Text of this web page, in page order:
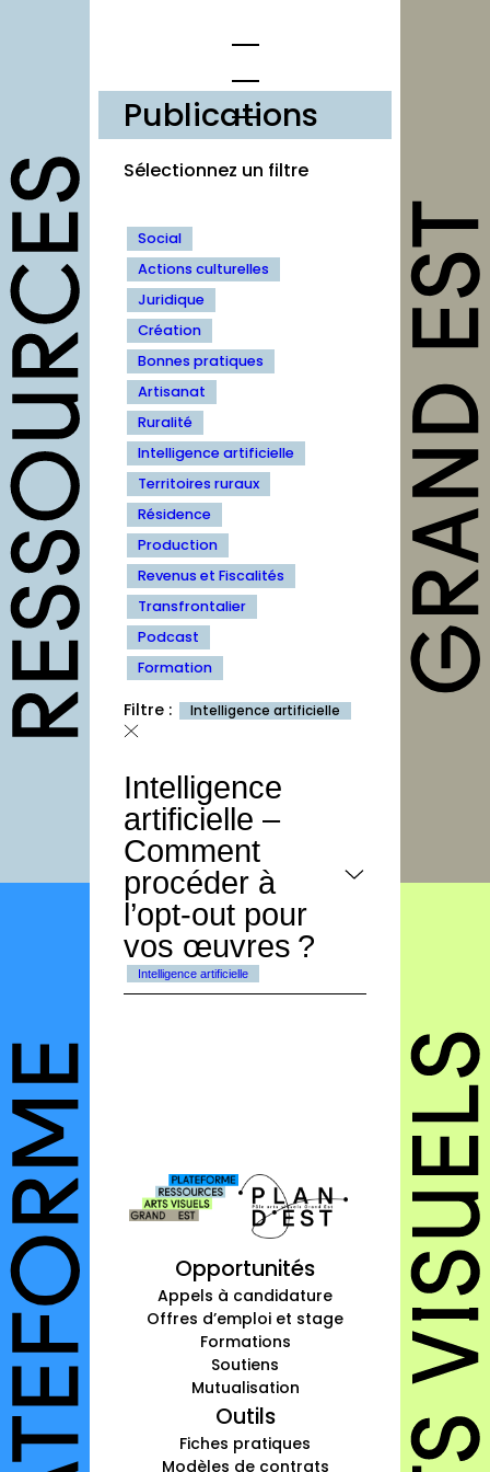
opportunités
Appels à
candidature
Offres d’emploi et
stage
Formations
Soutiens
Mutualisation
outils
Fiches pratiques
Modèles
Guides
Grilles
Chartes
Forum
agenda
annuaires
structures
autres annuaires
Connexion
Inscription
Publications
Sélectionnez un filtre
Social
Actions culturelles
Juridique
Création
Bonnes pratiques
Artisanat
Ruralité
Intelligence artificielle
Territoires ruraux
Résidence
Production
Revenus et Fiscalités
Transfrontalier
Podcast
Formation
Filtre : Intelligence artificielle
Intelligence
artificielle –
Comment
procéder à
l’opt-out pour
vos œuvres ?
Intelligence artificielle
Opportunités
Appels à candidature
Offres d’emploi et stage
Formations
Soutiens
Mutualisation
Outils
Fiches pratiques
Modèles de contrats